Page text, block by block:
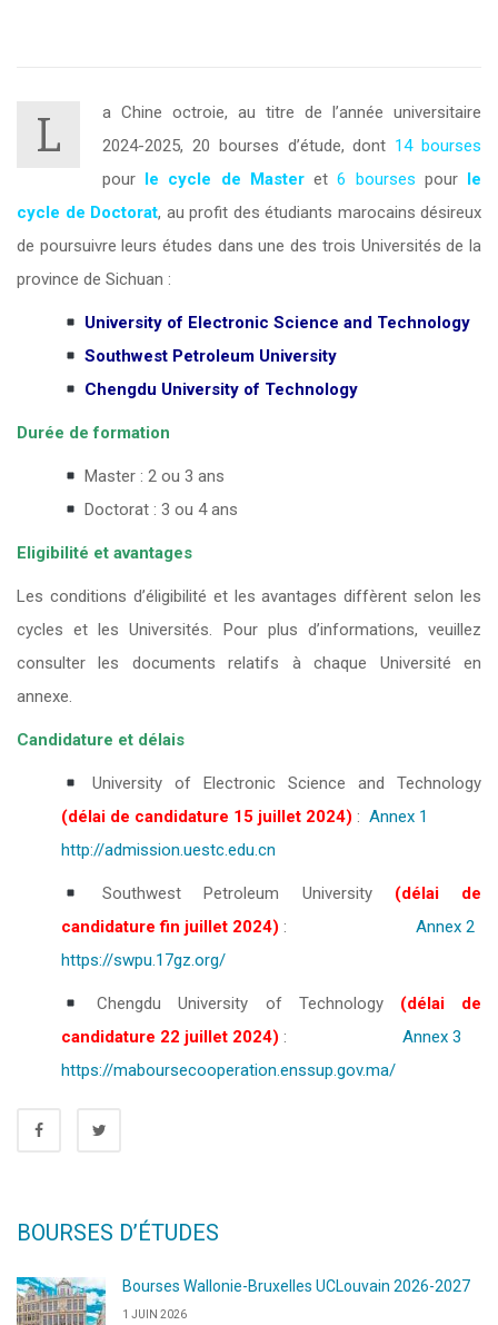
L
a Chine octroie, au titre de l’année universitaire
2024-2025, 20 bourses d’étude, dont 14 bourses
pour le cycle de Masteret6 bourses pour le
cycle de Doctorat, au profit des étudiants marocains désireux
de poursuivre leurs études dans une des trois Universités de la
province de Sichuan :
University of Electronic Science and Technology
Southwest Petroleum University
Chengdu University of Technology
Durée de formation
Master : 2 ou 3 ans
Doctorat : 3 ou 4 ans
Eligibilité et avantages
Les conditions d’éligibilité et les avantages diffèrent selon les
cycles et les Universités. Pour plus d’informations, veuillez
consulter les documents relatifs à chaque Université en
annexe.
Candidature et délais
University of Electronic Science and Technology
(délai de candidature 15 juillet 2024) : Annex 1
http://admission.uestc.edu.cn
Southwest Petroleum University(délai de
candidature fin juillet 2024) : Annex 2
https://swpu.17gz.org/
Chengdu University of Technology (délai de
candidature 22 juillet 2024) :
Annex 3
https://maboursecooperation.enssup.gov.ma/
BOURSES D’ÉTUDES
Bourses Wallonie-Bruxelles UCLouvain 2026-2027
1 JUIN 2026